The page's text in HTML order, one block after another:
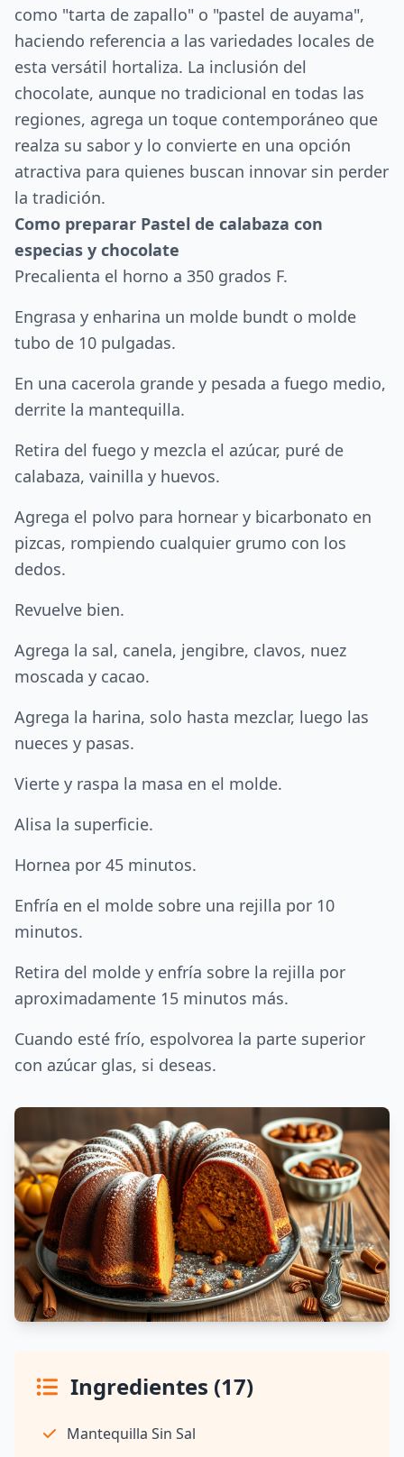
como "tarta de zapallo" o "pastel de auyama",
haciendo referencia a las variedades locales de
esta versátil hortaliza. La inclusión del
chocolate, aunque no tradicional en todas las
regiones, agrega un toque contemporáneo que
realza su sabor y lo convierte en una opción
atractiva para quienes buscan innovar sin perder
la tradición.
Como preparar Pastel de calabaza con
especias y chocolate
Precalienta el horno a 350 grados F.
Engrasa y enharina un molde bundt o molde
tubo de 10 pulgadas.
En una cacerola grande y pesada a fuego medio,
derrite la mantequilla.
Retira del fuego y mezcla el azúcar, puré de
calabaza, vainilla y huevos.
Agrega el polvo para hornear y bicarbonato en
pizcas, rompiendo cualquier grumo con los
dedos.
Revuelve bien.
Agrega la sal, canela, jengibre, clavos, nuez
moscada y cacao.
Agrega la harina, solo hasta mezclar, luego las
nueces y pasas.
Vierte y raspa la masa en el molde.
Alisa la superficie.
Hornea por 45 minutos.
Enfría en el molde sobre una rejilla por 10
minutos.
Retira del molde y enfría sobre la rejilla por
aproximadamente 15 minutos más.
Cuando esté frío, espolvorea la parte superior
con azúcar glas, si deseas.
Ingredientes (17)
Mantequilla Sin Sal